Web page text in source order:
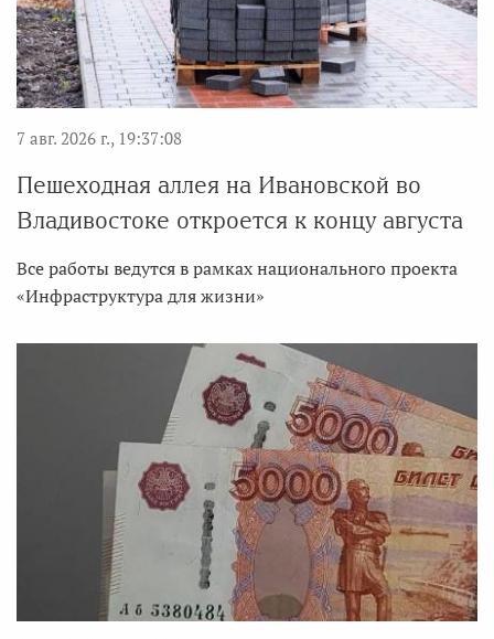
7 авг. 2026 г., 19:37:08
Пешеходная аллея на Ивановской во
Владивостоке откроется к концу августа
Все работы ведутся в рамках национального проекта
«Инфраструктура для жизни»